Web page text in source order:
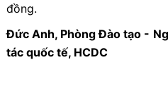
đồng.
Đức Anh, Phòng Đào tạo -
tác quốc tế, HCDC